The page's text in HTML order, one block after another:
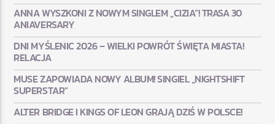
ANNA WYSZKONI Z NOWYM SINGLEM „CIZIA”! TRASA 30
ANIAVERSARY
DNI MYŚLENIC 2026 – WIELKI POWRÓT ŚWIĘTA MIASTA!
RELACJA
MUSE ZAPOWIADA NOWY ALBUM! SINGIEL „NIGHTSHIFT
SUPERSTAR”
ALTER BRIDGE I KINGS OF LEON GRAJĄ DZIŚ W POLSCE!